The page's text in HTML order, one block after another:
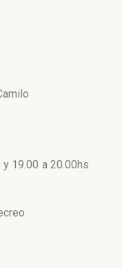
y 19.00 a 20.00hs